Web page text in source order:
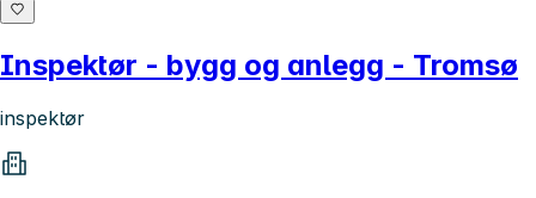
Inspektør - bygg og anlegg - Tromsø
inspektør